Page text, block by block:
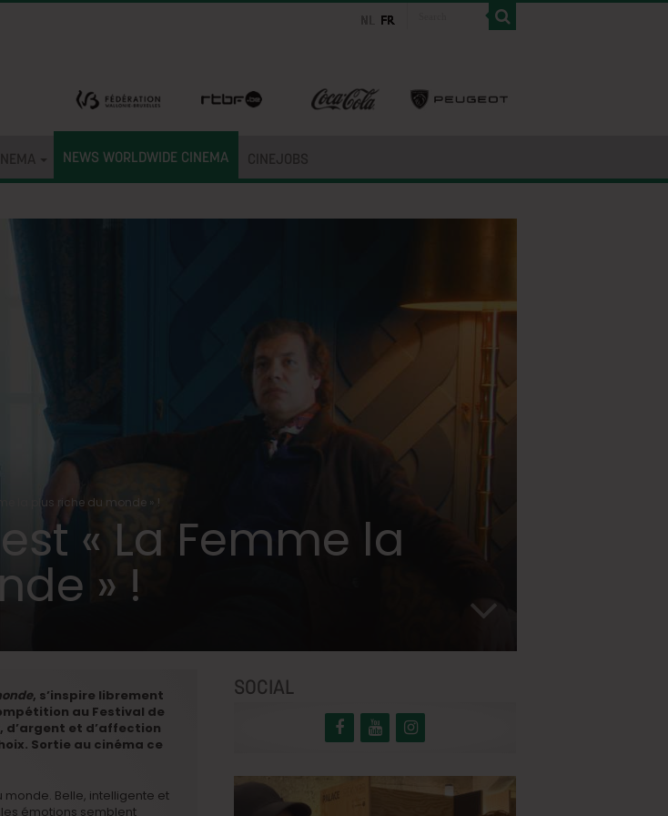
NEWS WORLDWIDE CINEMA CINEJOBS
la plus riche du monde » !
« La Femme la
» !
, s’inspire librement
au Festival de
d’argent et d’affection
Sortie au cinéma ce
Belle, intelligente et
émotions semblent
SOCIAL